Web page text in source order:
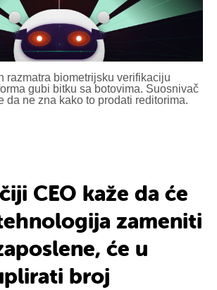
razmatra biometrijsku verifikaciju
gubi bitku sa botovima. Suosnivač
da ne zna kako to prodati reditorima.
CEO kaže da će
zameniti
će u
broj